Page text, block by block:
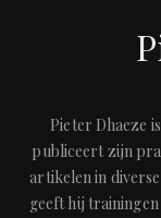
Pieter Dhaeze
publiceert zijn
artikelen in
geeft hij